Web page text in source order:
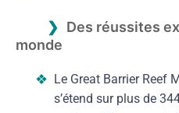
Des réussites
monde
Le Great Barrier Reef
s’étend sur plus de